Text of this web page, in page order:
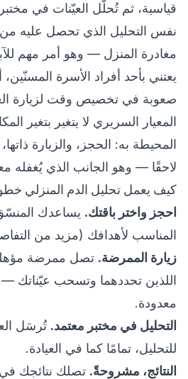
قياسية، ثم تُحلَّل العيّنات في
نفس التحليل الذي تحصل عليه
مغادرة المنزل — وهو أمر مهم
يعتني بأحد أفراد الأسرة
صعوبة في تخصيص وقت لزيارة
المعيار السريري لا يتغير بتغير
المحيطة به: الحجز، والزيارة
لاحقًا — وهو الجانب الذي يُغفله
كيف يعمل تحليل الدم المنزلي
احجز واختر باقتك. يساعدك
المناسب لأهدافك (مزيد من
زيارة الممرضة. تصل ممرضة
اللذين تحددهما وتسحب عيّناتك
معدودة.
التحليل في مختبر معتمد. تُرسَل
للتحليل، تمامًا كما في العيادة.
النتائج، مشروحةً. تصلك نتائجك